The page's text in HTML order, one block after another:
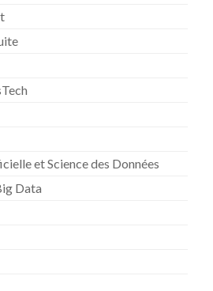
et Science des Données
Data